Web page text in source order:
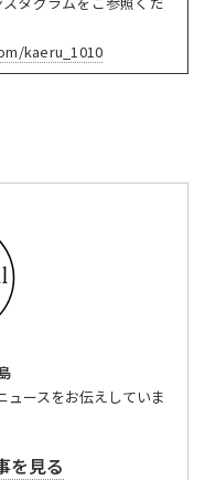
kaeru_1010
ースをお伝えしていま
を見る